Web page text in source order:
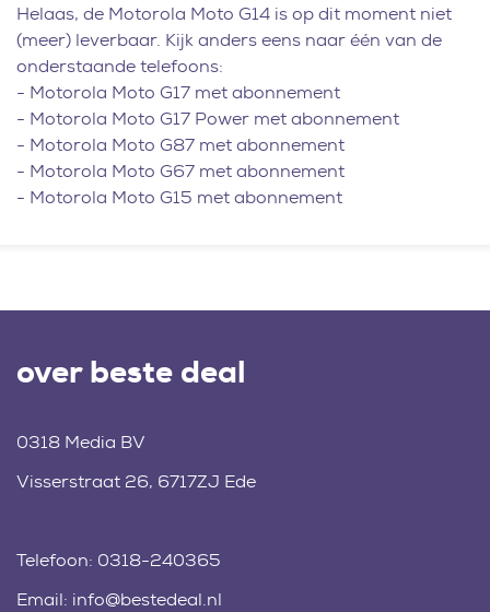
Helaas, de Motorola Moto G14 is op dit moment niet
(meer) leverbaar. Kijk anders eens naar één van de
onderstaande telefoons:
- Motorola Moto G17 met abonnement
- Motorola Moto G17 Power met abonnement
- Motorola Moto G87 met abonnement
- Motorola Moto G67 met abonnement
- Motorola Moto G15 met abonnement
over beste deal
0318 Media BV
Visserstraat 26, 6717ZJ Ede
Telefoon: 0318-240365
Email: info@bestedeal.nl